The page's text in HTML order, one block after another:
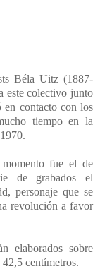
Béla Uitz (1887-
este colectivo junto
en contacto con los
tiempo en la
fue el de
de grabados el
personaje que se
revolución a favor
elaborados sobre
centímetros.